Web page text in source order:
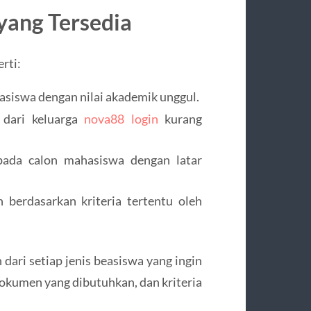
Tersedia
dengan nilai akademik unggul.
keluarga nova88 login kurang
calon mahasiswa dengan latar
berdasarkan kriteria tertentu oleh
setiap jenis beasiswa yang ingin
yang dibutuhkan, dan kriteria